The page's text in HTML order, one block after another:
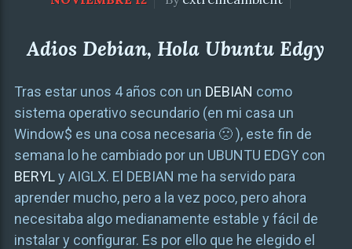
Adios Debian, Hola Ubuntu Edgy
Tras estar unos 4 años con un DEBIAN como
sistema operativo secundario (en mi casa un
Window$ es una cosa necesaria 🙁 ), este fin de
semana lo he cambiado por un UBUNTU EDGY con
BERYLy AIGLX. El DEBIAN me ha servido para
aprender mucho, pero a la vez poco, pero ahora
necesitaba algo medianamente estable y fácil de
instalar y configurar. Es por ello que he elegido el